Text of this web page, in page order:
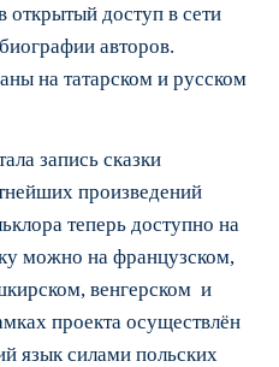
открытый доступ в сети
авторов.
на татарском и русском
запись сказки
произведений
теперь доступно на
можно на французском,
венгерском и
проекта осуществлён
язык силами польских